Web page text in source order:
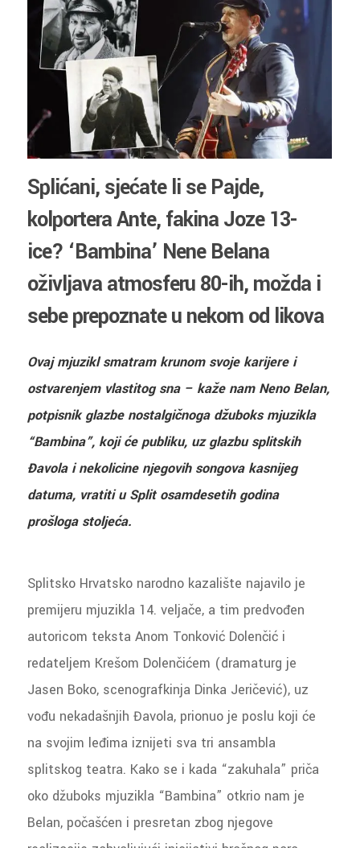
Splićani, sjećate li se Pajde,
kolportera Ante, fakina Joze 13-
ice? ‘Bambina’ Nene Belana
oživljava atmosferu 80-ih, možda i
sebe prepoznate u nekom od likova
Ovaj mjuzikl smatram krunom svoje karijere i
ostvarenjem vlastitog sna – kaže nam Neno Belan,
potpisnik glazbe nostalgičnoga džuboks mjuzikla
“Bambina”, koji će publiku, uz glazbu splitskih
Đavola i nekolicine njegovih songova kasnijeg
datuma, vratiti u Split osamdesetih godina
prošloga stoljeća.
Splitsko Hrvatsko narodno kazalište najavilo je
premijeru mjuzikla 14. veljače, a tim predvođen
autoricom teksta Anom Tonković Dolenčić i
redateljem Krešom Dolenčićem (dramaturg je
Jasen Boko, scenografkinja Dinka Jeričević), uz
vođu nekadašnjih Đavola, prionuo je poslu koji će
na svojim leđima iznijeti sva tri ansambla
splitskog teatra. Kako se i kada “zakuhala” priča
oko džuboks mjuzikla “Bambina” otkrio nam je
Belan, počašćen i presretan zbog njegove